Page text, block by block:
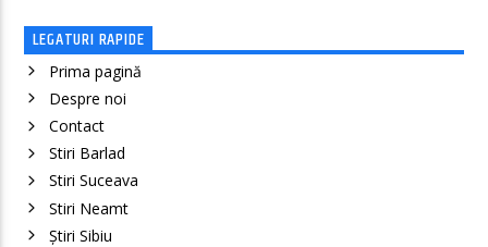
LEGATURI RAPIDE
Prima pagină
Despre noi
Contact
Stiri Barlad
Stiri Suceava
Stiri Neamt
Știri Sibiu